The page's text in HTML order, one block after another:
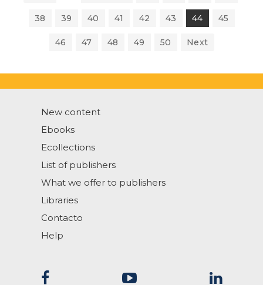
38 39 40 41 42 43 44 45
46 47 48 49 50 Next
New content
Ebooks
Ecollections
List of publishers
What we offer to publishers
Libraries
Contacto
Help